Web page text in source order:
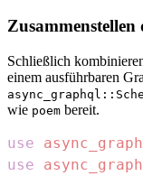
Zusammenstellen
Schließlich
einem ausführbaren
wie poem bereit.
use
use